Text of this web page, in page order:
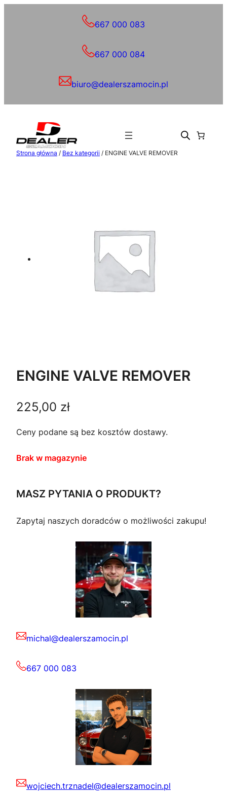
667 000 083
667 000 084
biuro@dealerszamocin.pl
Strona główna / Bez kategorii / ENGINE VALVE REMOVER
ENGINE VALVE REMOVER
225,00 zł
Ceny podane są bez kosztów dostawy.
Brak w magazynie
MASZ PYTANIA O PRODUKT?
Zapytaj naszych doradców o możliwości zakupu!
michal@dealerszamocin.pl
667 000 083
wojciech.trznadel@dealerszamocin.pl